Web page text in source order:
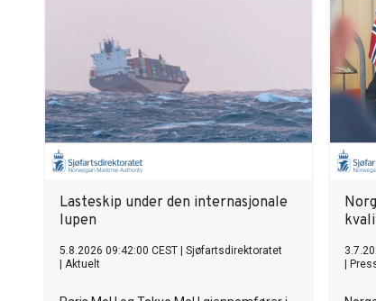
Lasteskip under den internasjonale
lupen
5.8.2026 09:42:00 CEST
Sjøfartsdirektoratet
Aktuelt